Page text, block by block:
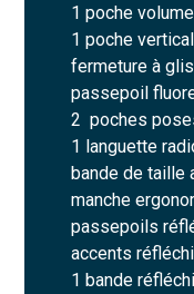
1 poche
1 poche
fermeture à
passepoil
2 poches
1 languette
bande de taille
manche
passepoils
accents
1 bande